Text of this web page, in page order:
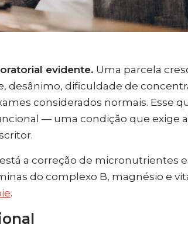
evidente. Uma parcela
desânimo, dificuldade de
considerados normais. Esse
— uma condição que exige
a correção de micronutrientes
do complexo B, magnésio e
.